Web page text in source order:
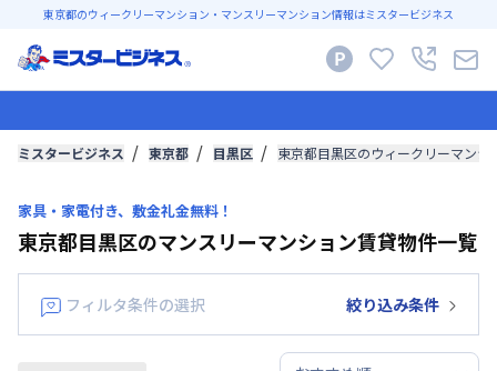
東京都のウィークリーマンション・マンスリーマンション情報はミスタービジネス
ミスタービジネス 東京都 目黒区 東京都目黒区のウィークリーマン
家具・家電付き、敷金礼金無料！
東京都目黒区のマンスリーマンション賃貸物件一覧
フィルタ条件の選択 絞り込み条件